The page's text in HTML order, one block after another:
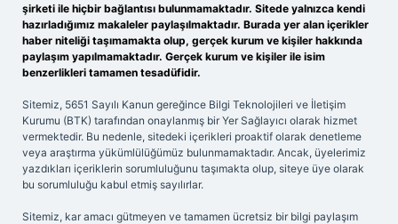
şirketi ile hiçbir bağlantısı bulunmamaktadır. Sitede yalnızca kendi
hazırladığımız makaleler paylaşılmaktadır. Burada yer alan içerikler
haber niteliği taşımamakta olup, gerçek kurum ve kişiler hakkında
paylaşım yapılmamaktadır. Gerçek kurum ve kişiler ile isim
benzerlikleri tamamen tesadüfidir.
Sitemiz, 5651 Sayılı Kanun gereğince Bilgi Teknolojileri ve İletişim
Kurumu (BTK) tarafından onaylanmış bir Yer Sağlayıcı olarak hizmet
vermektedir. Bu nedenle, sitedeki içerikleri proaktif olarak denetleme
veya araştırma yükümlülüğümüz bulunmamaktadır. Ancak, üyelerimiz
yazdıkları içeriklerin sorumluluğunu taşımakta olup, siteye üye olarak
bu sorumluluğu kabul etmiş sayılırlar.
Sitemiz, kar amacı gütmeyen ve tamamen ücretsiz bir bilgi paylaşım